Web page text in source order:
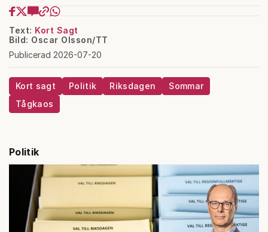
Text: Kort Sagt
Bild: Oscar Olsson/TT
Publicerad 2026-07-20
Kort sagt Politik Riksdagen
Sommar
Tågkaos
Politik